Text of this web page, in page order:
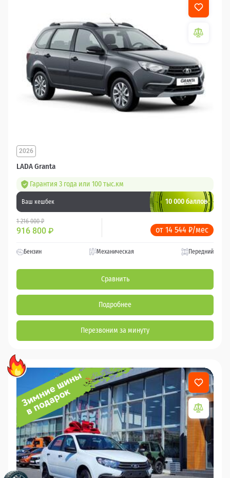
LADA Granta
2026
Гарантия 3 года или 100 тыс.км
Ваш кешбек 10 000 баллов
1 216 000 ₽
916 800 ₽ от 14 544 ₽/мес
Бензин Механическая Передний
Сравнить
Подробнее
Перезвоним за минуту